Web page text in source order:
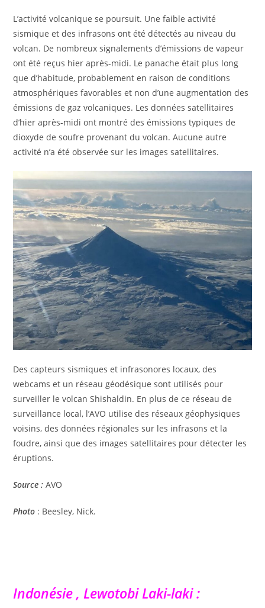
L’activité volcanique se poursuit. Une faible activité
sismique et des infrasons ont été détectés au niveau du
volcan. De nombreux signalements d’émissions de vapeur
ont été reçus hier après-midi. Le panache était plus long
que d’habitude, probablement en raison de conditions
atmosphériques favorables et non d’une augmentation des
émissions de gaz volcaniques. Les données satellitaires
d’hier après-midi ont montré des émissions typiques de
dioxyde de soufre provenant du volcan. Aucune autre
activité n’a été observée sur les images satellitaires.
Des capteurs sismiques et infrasonores locaux, des
webcams et un réseau géodésique sont utilisés pour
surveiller le volcan Shishaldin. En plus de ce réseau de
surveillance local, l’AVO utilise des réseaux géophysiques
voisins, des données régionales sur les infrasons et la
foudre, ainsi que des images satellitaires pour détecter les
éruptions.
Source : AVO
Photo : Beesley, Nick.
Indonésie , Lewotobi Laki-laki :